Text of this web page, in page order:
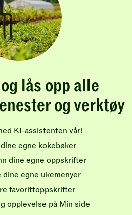
lås opp alle
og verktøy
KI-assistenten vår!
egne kokebøker
dine egne oppskrifter
dine egne ukemenyer
favorittoppskrifter
opplevelse på Min side